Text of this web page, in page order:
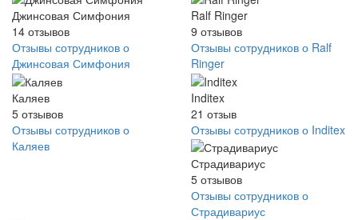
Джинсовая Симфония
14 отзывов
Отзывы сотрудников о
Джинсовая Симфония
Ralf Ringer
9 отзывов
Отзывы сотрудников о Ralf
Ringer
Каляев
5 отзывов
Отзывы сотрудников о
Каляев
Inditex
21 отзыв
Отзывы сотрудников о Inditex
Страдивариус
5 отзывов
Отзывы сотрудников о
Страдивариус